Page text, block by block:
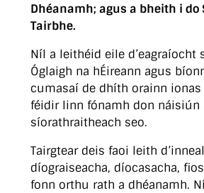
Dhéanamh; agus a bheith i do
Tairbhe.
Níl a leithéid eile d’eagraíocht
Óglaigh na hÉireann agus
cumasaí de dhíth orainn ionas
féidir linn fónamh don náisiún
síorathraitheach seo.
Tairgtear deis faoi leith
díograiseacha, díocasacha,
fonn orthu rath a dhéanamh.